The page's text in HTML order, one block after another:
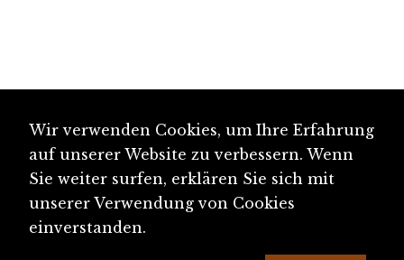
Wir verwenden Cookies, um Ihre Erfahrung
auf unserer Website zu verbessern. Wenn
Sie weiter surfen, erklären Sie sich mit
unserer Verwendung von Cookies
einverstanden.